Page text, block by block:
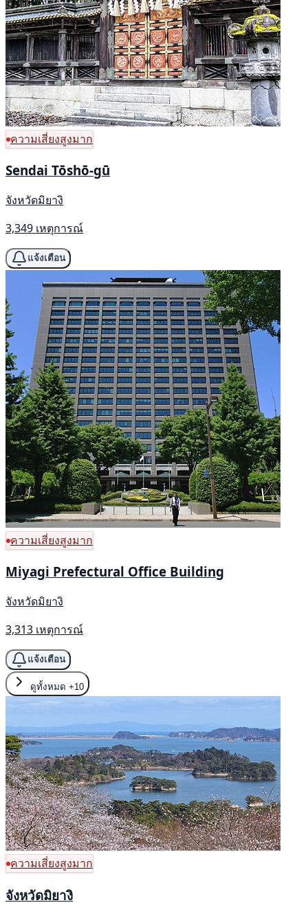
ความเสี่ยงสูงมาก
Sendai Tōshō-gū
จังหวัดมิยางิ
3,349 เหตุการณ์
แจ้งเตือน
ความเสี่ยงสูงมาก
Miyagi Prefectural Office Building
จังหวัดมิยางิ
3,313 เหตุการณ์
แจ้งเตือน
ดูทั้งหมด +10
ความเสี่ยงสูงมาก
จังหวัดมิยางิ